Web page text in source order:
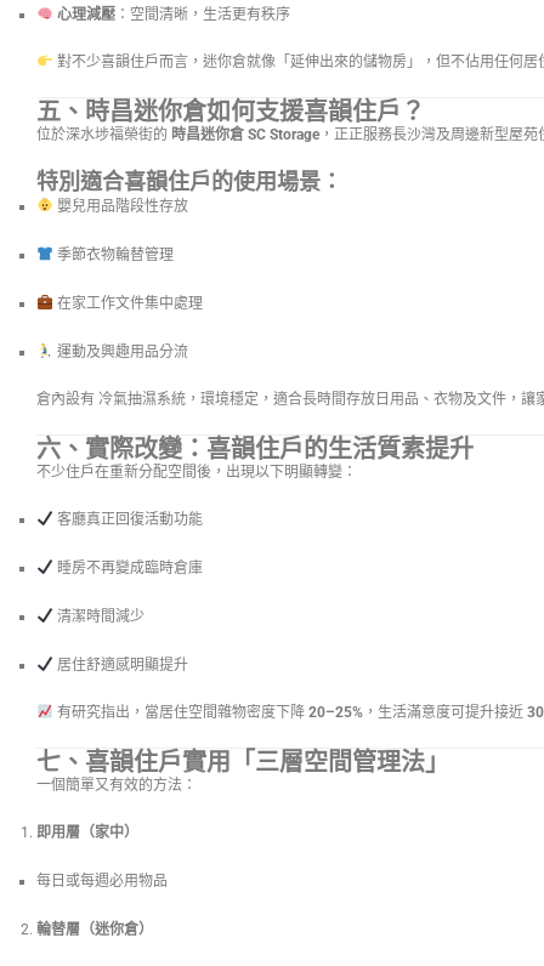
心理減壓：空間清晰，生活更有秩序
對不少喜韻住戶而言，迷你倉就像「延伸出來的儲物房」，但不佔用任何居
五、時昌迷你倉如何支援喜韻住戶？
位於深水埗福榮街的 時昌迷你倉 SC Storage ，正正服務長沙灣及周邊新型屋苑
特別適合喜韻住戶的使用場景：
嬰兒用品階段性存放
季節衣物輪替管理
在家工作文件集中處理
運動及興趣用品分流
倉內設有 冷氣抽濕系統，環境穩定，適合長時間存放日用品、衣物及文件，讓
六、實際改變：喜韻住戶的生活質素提升
不少住戶在重新分配空間後，出現以下明顯轉變：
客廳真正回復活動功能
睡房不再變成臨時倉庫
清潔時間減少
居住舒適感明顯提升
有研究指出，當居住空間雜物密度下降 20–25%，生活滿意度可提升接近
七、喜韻住戶實用「三層空間管理法」
一個簡單又有效的方法：
即用層（家中）
每日或每週必用物品
輪替層（迷你倉）